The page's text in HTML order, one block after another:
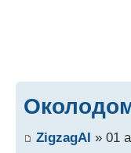
ZigzagAI » 01